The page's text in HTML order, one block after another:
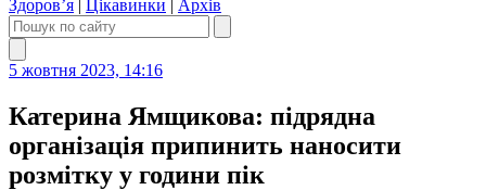
Здоров’я | Цікавинки | Архів
5 жовтня 2023, 14:16
Катерина Ямщикова: підрядна
організація припинить наносити
розмітку у години пік